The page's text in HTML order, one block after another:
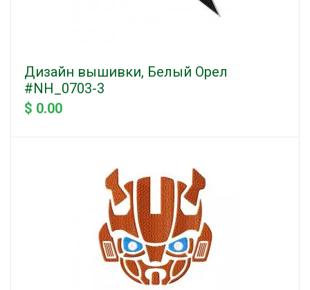
Дизайн вышивки, Белый Орел
#NH_0703-3
$ 0.00